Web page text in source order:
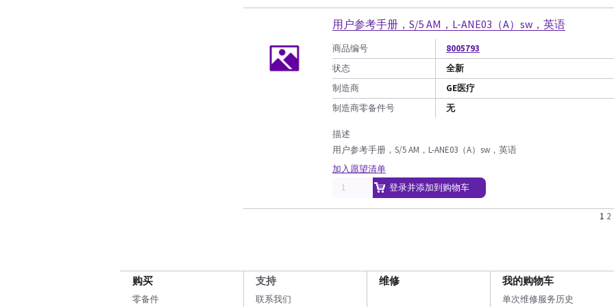
用户参考手册，S/5 AM，L-ANE03（A）sw，英语
商品编号
8005793
状态
全新
制造商
GE医疗
制造商零备件号
无
描述
用户参考手册，S/5 AM，L-ANE03（A）sw，英语
加入愿望清单
登录并添加到购物车
1 2
购买
零备件
支持
联系我们
维修 我的购物车
单次维修服务历史